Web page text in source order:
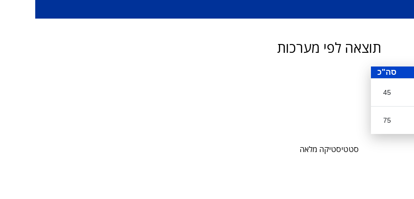
תוצאה לפי מערכות
סה"כ
45
75
סטטיסטיקה מלאה